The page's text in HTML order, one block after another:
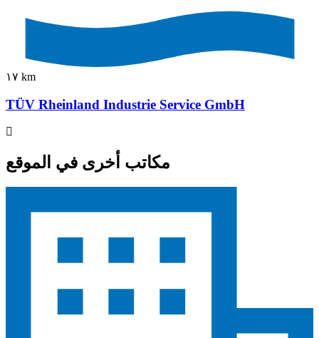
١٧ km
TÜV Rheinland Industrie Service GmbH
مكاتب أخرى في الموقع